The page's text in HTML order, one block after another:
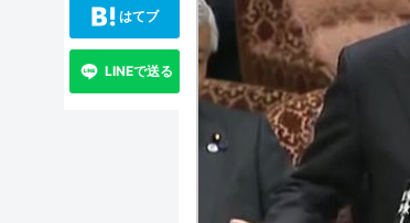
はてブ
LINEで送る